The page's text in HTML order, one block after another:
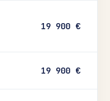
19 900 €
19 900 €